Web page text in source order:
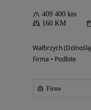
409 400 km
160 KM
Wałbrzych
Firma • Podbite
Firma